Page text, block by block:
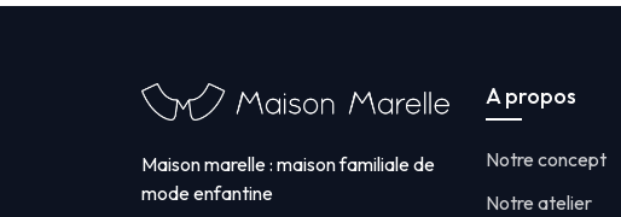
Maison marelle : maison familiale de
mode enfantine
A propos
Notre concept
Notre atelier